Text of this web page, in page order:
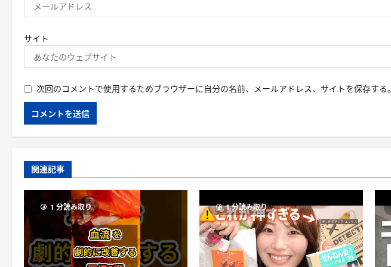
サイト
次回のコメントで使用するためブラウザーに自分の名前、メールアドレス、サイトを保存する。
関連記事
1 分読み取り 1 分読み取り